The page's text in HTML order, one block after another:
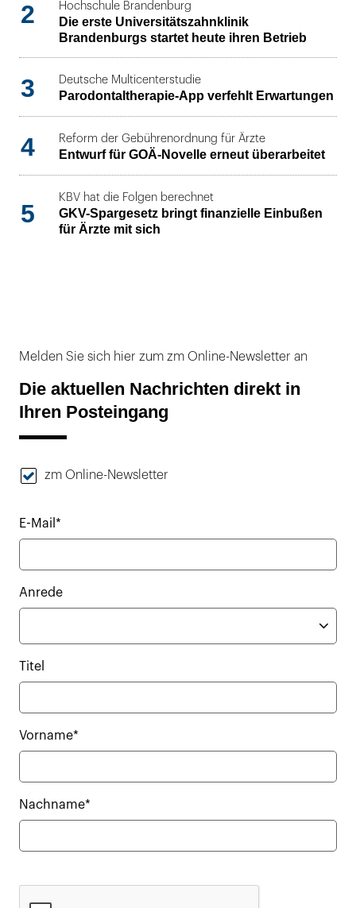
2 Hochschule Brandenburg
Die erste Universitätszahnklinik
Brandenburgs startet heute ihren Betrieb
3 Deutsche Multicenterstudie
Parodontaltherapie-App verfehlt Erwartungen
4 Reform der Gebührenordnung für Ärzte
Entwurf für GOÄ-Novelle erneut überarbeitet
5
KBV hat die Folgen berechnet
GKV-Spargesetz bringt finanzielle Einbußen
für Ärzte mit sich
Melden Sie sich hier zum zm Online-Newsletter an
Die aktuellen Nachrichten direkt in
Ihren Posteingang
zm Online-Newsletter
E-Mail*
Anrede
Titel
Vorname*
Nachname*